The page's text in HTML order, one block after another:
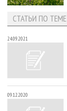
СТАТЬИ ПО ТЕМЕ
24.09.2021
09.12.2020